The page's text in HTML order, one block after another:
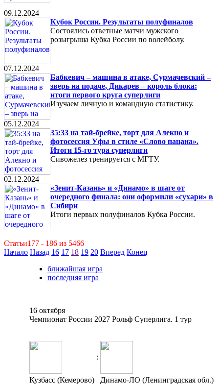
09.12.2024
Кубок России. Результаты полуфиналов
Состоялись ответные матчи мужского
розыгрыша Кубка России по волейболу.
07.12.2024
Бабкевич – машина в атаке, Сурмачевский –
зверь на подаче, Дикарев – король блока:
итоги первого круга суперлиги
Изучаем личную и командную статистику.
05.12.2024
35:33 на тай-брейке, торт для Алекно и
фотосессия Уфы в стиле «Слово пацана».
Итоги 15-го тура суперлиги
Сивожелез тренируется с МГТУ.
02.12.2024
«Зенит-Казань» и «Динамо» в шаге от
очередного финала: они оформили «сухари» в
Сибири
Итоги первых полуфиналов Кубка России.
Статьи177 - 186 из 5466
Начало Назад 16 17 18 19 20 Вперед Конец
ближайшая игра
последняя игра
16 октября
Чемпионат России 2027 Рольф Суперлига. 1 тур
:
Кузбасс (Кемерово) Динамо-ЛО (Ленинградская обл.)